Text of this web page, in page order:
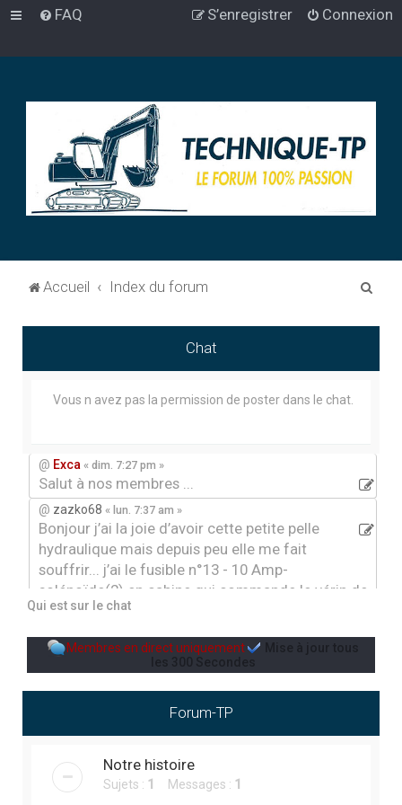
FAQ Connexion
S’enregistrer
Accueil Index du forum
Chat
Vous n avez pas la permission de poster dans le chat.
@ Exca « dim. 7:27 pm »
Salut à nos membres ...
@ zazko68 « lun. 7:37 am »
Bonjour j’ai la joie d’avoir cette petite pelle
hydraulique mais depuis peu elle me fait
souffrir... j’ai le fusible n°13 - 10 Amp-
solénoïde(2) en cabine qui commande le vérin de
rotation du bras et le ralenti automatique du
Quelqu’un aurai déljà eu ce genre de problème, par
avance merci
aménagement paysager
Ben gers « sam. 5:48 pm »
Qui est sur le chat
Membres en direct uniquement
Forum-TP
Notre histoire
Sujets : 1 Messages : 1